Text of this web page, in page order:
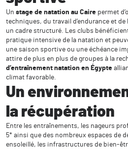
Un stage de natation au Caire permet
techniques, du travail d’endurance et
un cadre structuré. Les clubs
pratique intensive de la natation et
une saison sportive ou une échéance
attire de plus en plus de groupes à la
d’entraînement natation en Égypte
climat favorable.
Un
la récupération
Entre les entraînements, les nageurs
5* ainsi que des nombreux espaces de
ensoleillé, les infrastructures de bien-